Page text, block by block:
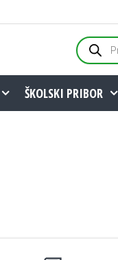
Products
search
ŠKOLSKI PRIBOR